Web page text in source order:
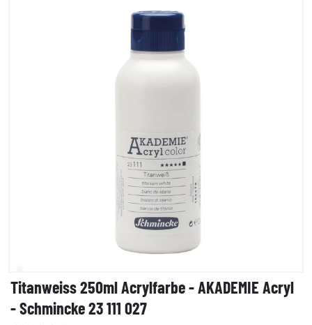
Titanweiss 250ml Acrylfarbe - AKADEMIE Acryl
- Schmincke 23 111 027